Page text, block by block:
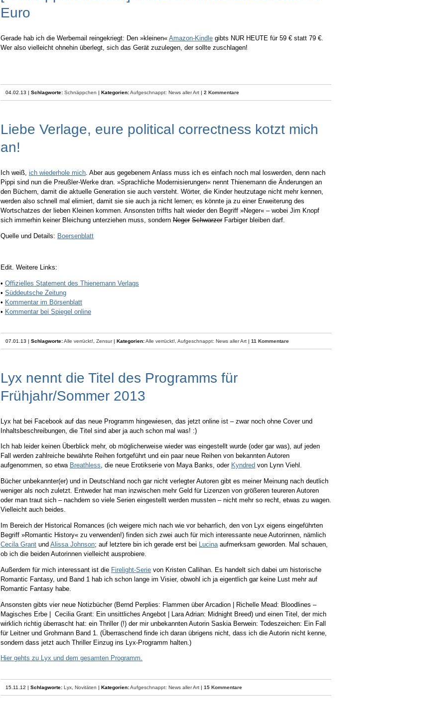
Euro
Gerade hab ich die Werbemail reingekriegt: Den »kleinen« Amazon-Kindle gibts NUR HEUTE für 59 € statt 79 €.
Wer also vielleicht ohnehin überlegt, sich das Gerät zuzulegen, der sollte zuschlagen!
04.02.13 | Schlagworte: Schnäppchen | Kategorien:Aufgeschnappt: News aller Art | 2 Kommentare
Liebe Verlage, eure political correctness kotzt mich
an!
Ich weiß, ich wiederhole mich . Aber aus gegebenem Anlass muss ich es einfach noch mal loswerden, denn nach
Pippi sind nun die Preußler-Werke dran. »Sprachliche Modernisierungen« nennt Thienemann die Änderungen an
den Büchern, damit die aktuelle Generation sie auch versteht. Wörter, die Kinder heutzutage nicht mehr kennen,
werden also schnell mal elimiert, damit sie sie auch ja nicht lernen; es könnte ja zu einer Erweiterung des
Wortschatzes der lieben Kleinen kommen. Ansonsten triffts halt wieder den Begriff »Neger« – wobei Jim Knopf
sich immerhin keiner Bleichung unterziehen muss, sondern Neger SchwarzerFarbiger bleiben darf.
Quelle und Details: Boersenblatt
Edit. Weitere Links:
• Offizielles Statement des Thienemann Verlags
• Süddeutsche Zeitung
• Kommentar im Börsenblatt
• Kommentar bei Spiegel online
07.01.13 | Schlagworte:Alle verrückt! Zensur| Kategorien:Alle verrückt!, Aufgeschnappt: News aller Art | 11 Kommentare
Lyx nennt die Titel des Programms für
Frühjahr/Sommer 2013
Lyx hat bei Facebook auf das neue Programm hingewiesen, das jetzt online ist – zwar noch ohne Cover und
Inhaltsbeschreibungen, die Titel sind aber ja auch schon mal was! :)
Ich hab leider keinen Überblick mehr, ob möglicherweise wieder was eingestellt wurde (oder gar was), auf jeden
Fall werden zahlreiche bewährte Reihen fortgeführt und ein paar neue Reihen von bekannten Autoren
aufgenommen, so etwa Breathless, die neue Erotikserie von Maya Banks, oder Kyndred von Lynn Viehl.
Bücher unbekannter(er) und in Deutschland noch gar nicht verlegter Autoren gibt es meiner Meinung nach deutlich
weniger als noch zuletzt. Entweder hat man inzwischen mehr Geld für Lizenzen von größeren teureren Autoren
oder man traut sich – nachdem so viele Serien eingestellt werden mussten – nicht mehr so recht, etwas zu wagen.
Vielleicht auch beides.
Im Bereich der Historical Romances (ich weigere mich nach wie vor beharrlich, den von Lyx eigens eingeführten
Begriff »Romantic History« zu verwenden!) finden sich zwei auch für mich interessante neue Autorinnen, nämlich
Cecila Grant und Alissa Johnson; auf letztere bin ich gerade erst bei Lucinaaufmerksam geworden. Mal schauen,
ob ich die beiden Autorinnen vielleicht ausprobiere.
Außerdem für mich interessant ist die Firelight-Serie von Kristen Callihan. Es handelt sich dabei um historische
Romantic Fantasy, und Band 1 hab ich schon lange im Visier, obwohl ich ja eigentlich gar keine Lust mehr auf
Romantic Fantasy habe.
Ansonsten gibts vier neue Notizbücher (Bernd Perplies: Flammen über Arcadion | Richelle Mead: Bloodlines –
Magisches Erbe | Cecilia Grant: Ein unsittliches Angebot | Lara Adrian: Midnight Breed) und einen Titel, der mich
wirklich richtig überrascht hat: ein Thriller (!) der mir unbekannten Autorin Saskia Berwein: Todeszeichen: Ein Fall
für Leitner und Grohmann Band 1. (Überraschend finde ich daran übrigens nicht, dass ich die Autorin nicht kenne,
sondern dass jetzt auch Thriller Einzug ins Lyx-Programm halten.)
Hier gehts zu Lyx und dem gesamten Programm.
15.11.12 | Schlagworte: Lyx, Novitäten | Kategorien:Aufgeschnappt: News aller Art | 15 Kommentare